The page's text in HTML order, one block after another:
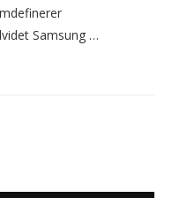
Samsung …